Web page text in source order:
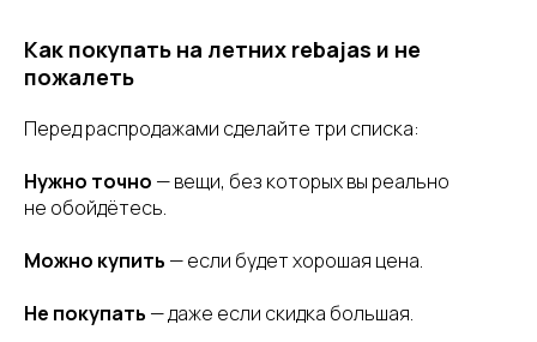
Как покупать на летних rebajas и не
пожалеть
Перед распродажами сделайте три списка:
Нужно точно — вещи, без которых вы реально
не обойдётесь.
Можно купить — если будет хорошая цена.
Не покупать — даже если скидка большая.